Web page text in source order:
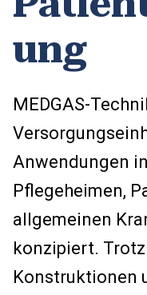
ung
MEDGAS-
Anwendungen
Pflegeheimen,
allgemeinen
konzipiert.
Konstruktionen